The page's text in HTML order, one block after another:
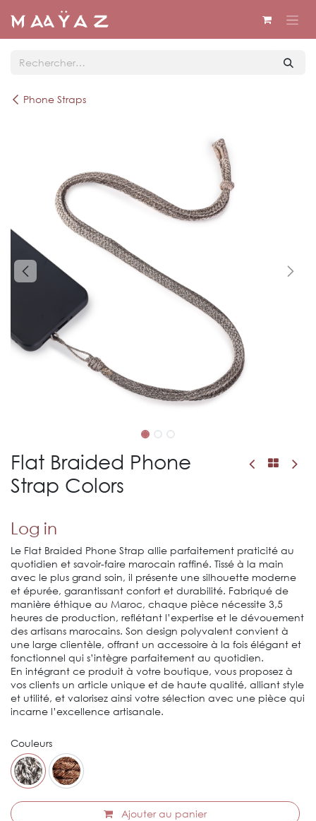
Phone Straps
Flat Braided Phone
Strap Colors
Log in
​Le Flat Braided Phone Strap allie parfaitement praticité au
quotidien et savoir-faire marocain raffiné. Tissé à la main
avec le plus grand soin, il présente une silhouette moderne
et épurée, garantissant confort et durabilité. Fabriqué de
manière éthique au Maroc, chaque pièce nécessite 3,5
heures de production, reflétant l’expertise et le dévouement
des artisans marocains. Son design polyvalent convient à
une large clientèle, offrant un accessoire à la fois élégant et
fonctionnel qui s’intègre parfaitement au quotidien.
En intégrant ce produit à votre boutique, vous proposez à
vos clients un article unique et de haute qualité, alliant style
et utilité, et valorisez ainsi votre sélection avec une pièce qui
incarne l’excellence artisanale.
Couleurs
Ajouter au panier